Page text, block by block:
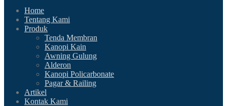
Home
Tentang Kami
Produk
Tenda Membran
Kanopi Kain
Awning Gulung
Alderon
Kanopi Policarbonate
Pagar & Railing
Artikel
Kontak Kami